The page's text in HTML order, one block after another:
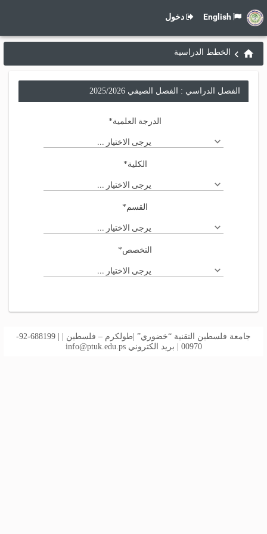
دخول
الخطط الدراسية
الفصل الدراسي : الفصل الصيفي 2025/2026
الدرجة العلمية*
يرجى الاختيار ...
الكلية*
يرجى الاختيار ...
القسم*
يرجى الاختيار ...
التخصص*
يرجى الاختيار ...
جامعة فلسطين التقنية “خضوري” |طولكرم – فلسطين | | 688199-92-
00970 | بريد الكتروني
info@ptuk.edu.ps